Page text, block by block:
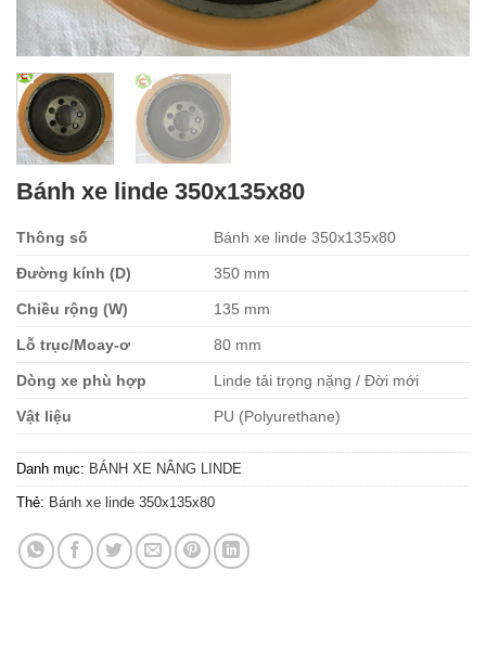
Bánh xe linde 350x135x80
Thông số Bánh xe linde 350x135x80
Đường kính (D) 350 mm
Chiều rộng (W) 135 mm
Lỗ trục/Moay-ơ 80 mm
Dòng xe phù hợp Linde tải trọng nặng / Đời mới
Vật liệu PU (Polyurethane)
Danh mục: BÁNH XE NÂNG LINDE
Thẻ: Bánh xe linde 350x135x80